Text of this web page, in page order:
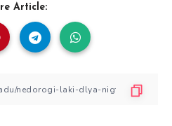
Article: